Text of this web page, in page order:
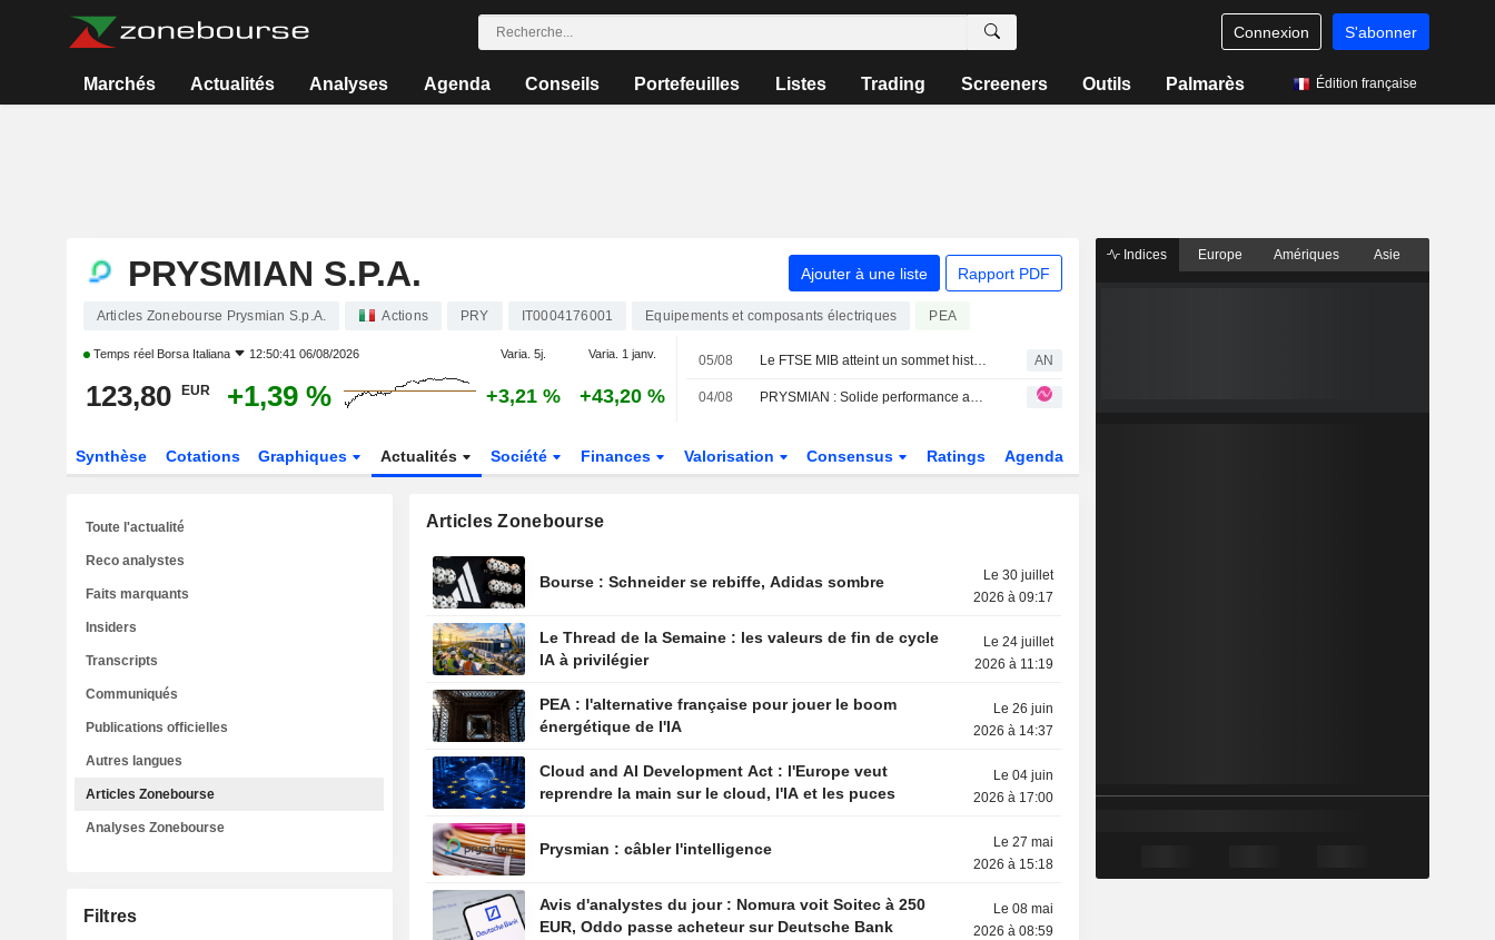
Connexion S'abonner
Marchés Actualités Analyses Agenda Conseils Portefeuilles Listes Trading Screeners Outils Palmarès Édition française
PRYSMIAN S.P.A. Ajouter à une liste Rapport PDF
Articles Zonebourse Prysmian S.p.A. Actions PRY IT0004176001 Equipements et composants électriques PEA
Temps réel Borsa Italiana 12:50:41 06/08/2026 Varia. 5j. Varia. 1 janv.
123,80 EUR +1,39 % +3,21 % +43,20 %
05/08 Le FTSE MIB atteint un sommet historique à 53 870,45 points AN
04/08 PRYSMIAN : Solide performance au 1er semestre, objectifs relevés, mais valorisation excessive
Synthèse Cotations Graphiques Actualités Société Finances Valorisation Consensus Ratings Agenda
Articles Zonebourse
Bourse : Schneider se rebiffe, Adidas sombre
Le 30 juillet
2026 à 09:17
Le Thread de la Semaine : les valeurs de fin de cycle
IA à privilégier
Le 24 juillet
2026 à 11:19
PEA : l'alternative française pour jouer le boom
énergétique de l'IA
Le 26 juin
2026 à 14:37
Cloud and AI Development Act : l'Europe veut
reprendre la main sur le cloud, l'IA et les puces
Le 04 juin
2026 à 17:00
Prysmian : câbler l'intelligence
Le 27 mai
2026 à 15:18
Avis d'analystes du jour : Nomura voit Soitec à 250
EUR, Oddo passe acheteur sur Deutsche Bank
Le 08 mai
2026 à 08:59
Toute l'actualité
Reco analystes
Faits marquants
Insiders
Transcripts
Communiqués
Publications officielles
Autres langues
Articles Zonebourse
Analyses Zonebourse
Filtres
Indices Europe Amériques Asie